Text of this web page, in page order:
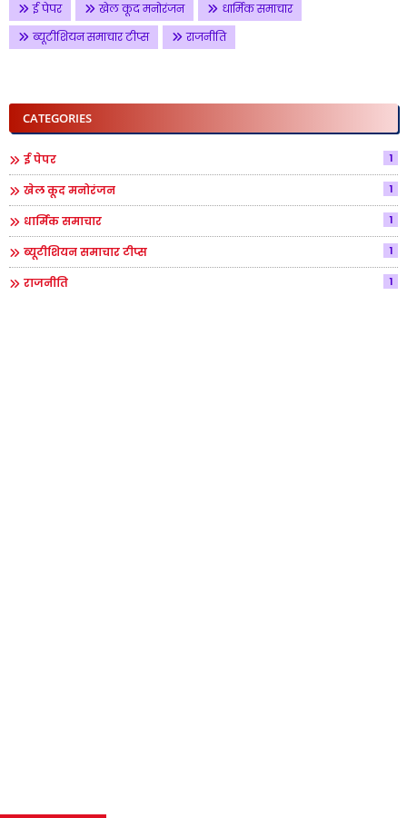
ई पेपर खेल कूद मनोरंजन
धार्मिक समाचार
ब्यूटीशियन समाचार टीप्स
राजनीति
CATEGORIES
ई पेपर 1
खेल कूद मनोरंजन 1
धार्मिक समाचार 1
ब्यूटीशियन समाचार टीप्स 1
राजनीति 1